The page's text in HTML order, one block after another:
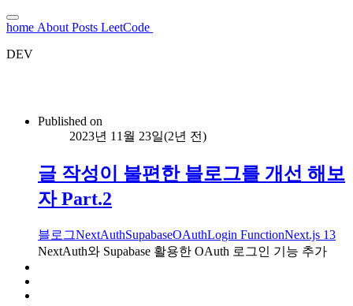
home About Posts LeetCode
DEV
Published on
2023년 11월 23일(2년 전)
글 작성이 불편한 블로그를 개선 해보
자 Part.2
블로그NextAuthSupabaseOAuthLogin FunctionNext.js 13
NextAuth와 Supabase 활용한 OAuth 로그인 기능 추가